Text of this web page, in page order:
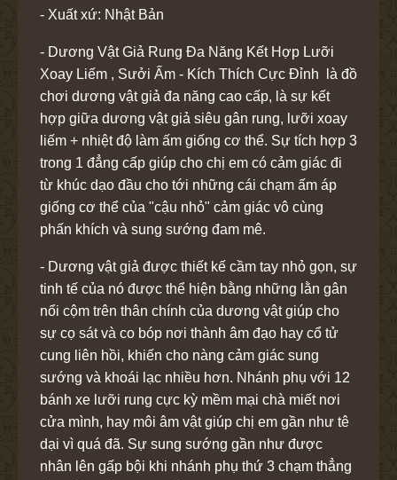
- Xuất xứ: Nhật Bản
- Dương Vật Giả Rung Đa Năng Kết Hợp Lưỡi
Xoay Liếm , Sưởi Ấm - Kích Thích Cực Đỉnh là đồ
chơi dương vật giả đa năng cao cấp, là sự kết
hợp giữa dương vật giả siêu gân rung, lưỡi xoay
liếm + nhiệt độ làm ấm giống cơ thể. Sự tích hợp 3
trong 1 đẳng cấp giúp cho chị em có cảm giác đi
từ khúc dạo đầu cho tới những cái chạm ấm áp
giống cơ thể của "cậu nhỏ" cảm giác vô cùng
phấn khích và sung sướng đam mê.
- Dương vật giả được thiết kế cầm tay nhỏ gọn, sự
tinh tế của nó được thể hiện bằng những lằn gân
nổi cộm trên thân chính của dương vật giúp cho
sự cọ sát và co bóp nơi thành âm đạo hay cổ tử
cung liên hồi, khiến cho nàng cảm giác sung
sướng và khoái lạc nhiều hơn. Nhánh phụ với 12
bánh xe lưỡi rung cực kỳ mềm mại chà miết nơi
cửa mình, hay môi âm vật giúp chị em gần như tê
dại vì quá đã. Sự sung sướng gần như được
nhân lên gấp bội khi nhánh phụ thứ 3 chạm thẳng